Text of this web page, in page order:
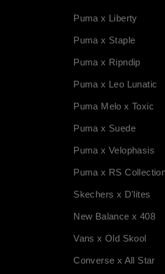
Puma x Liberty
Puma x Staple
Puma x Ripndip
Puma x Leo Lunatic
Puma Melo x Toxic
Puma x Suede
Puma x Velophasis
Puma x RS
Skechers x D'lites
New Balance x 408
Vans x Old Skool
Converse x All Star